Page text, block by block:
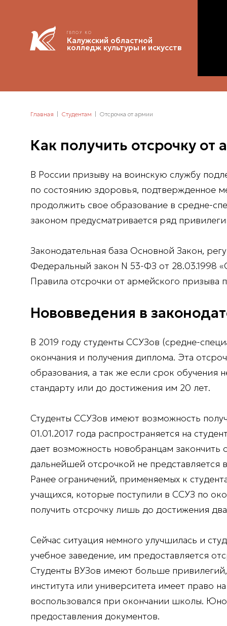
ГБПОУ КО
Калужский областной
колледж культуры и искусств
Главная Студентам Отсрочка от армии
Как получить отсрочку от
В России призыву на воинскую службу
по состоянию здоровья, подтвержденное
продолжить свое образование в средне-
законом предусматривается ряд
Законодательная база Основной Закон,
Федеральный закон N 53-ФЗ от 28.03.1998
Правила отсрочки от армейского призыва
Нововведения в
В 2019 году студенты ССУЗов (средне-
окончания и получения диплома. Эта
образования, а так же если срок обучения
стандарту или до достижения им 20 лет.
Студенты ССУЗов имеют возможность
01.01.2017 года распространяется на
дает возможность новобранцам закончить
дальнейшей отсрочкой не
Ранее ограничений, применяемых к
учащихся, которые поступили в ССУЗ по
получить отсрочку лишь до достижения
Сейчас ситуация немного улучшилась и
учебное заведение, им предоставляется
Студенты ВУЗов имеют больше
института или университета имеет право
воспользовался при окончании школы.
предоставления документов.